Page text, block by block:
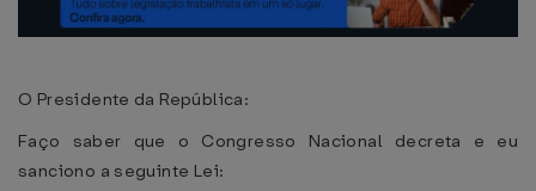
O Presidente da República:
Faço saber que o Congresso Nacional decreta e eu
sanciono a seguinte Lei: